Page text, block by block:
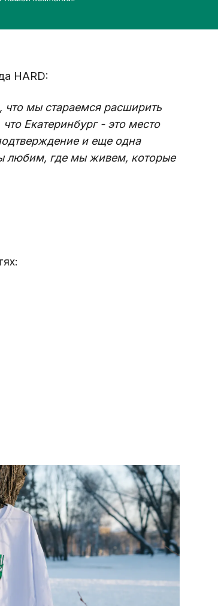
HARD:
мы стараемся расширить
Екатеринбург - это место
и еще одна
любим, где мы живем, которые